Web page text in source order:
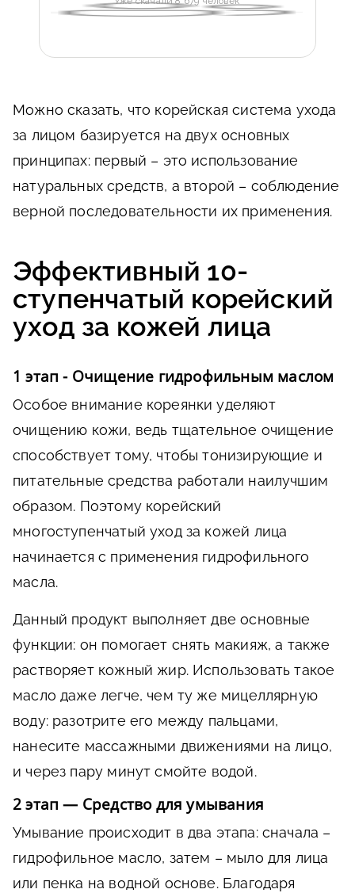
Можно сказать, что корейская система ухода
за лицом базируется на двух основных
принципах: первый – это использование
натуральных средств, а второй – соблюдение
верной последовательности их применения.
Эффективный 10-
ступенчатый корейский
уход за кожей лица
1 этап - Очищение гидрофильным маслом
Особое внимание кореянки уделяют
очищению кожи, ведь тщательное очищение
способствует тому, чтобы тонизирующие и
питательные средства работали наилучшим
образом. Поэтому корейский
многоступенчатый уход за кожей лица
начинается с применения гидрофильного
масла.
Данный продукт выполняет две основные
функции: он помогает снять макияж, а также
растворяет кожный жир. Использовать такое
масло даже легче, чем ту же мицеллярную
воду: разотрите его между пальцами,
нанесите массажными движениями на лицо,
и через пару минут смойте водой.
2 этап — Средство для умывания
Умывание происходит в два этапа: сначала –
гидрофильное масло, затем – мыло для лица
или пенка на водной основе. Благодаря